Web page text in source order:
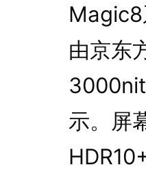
Magic8
由京东
示。屏